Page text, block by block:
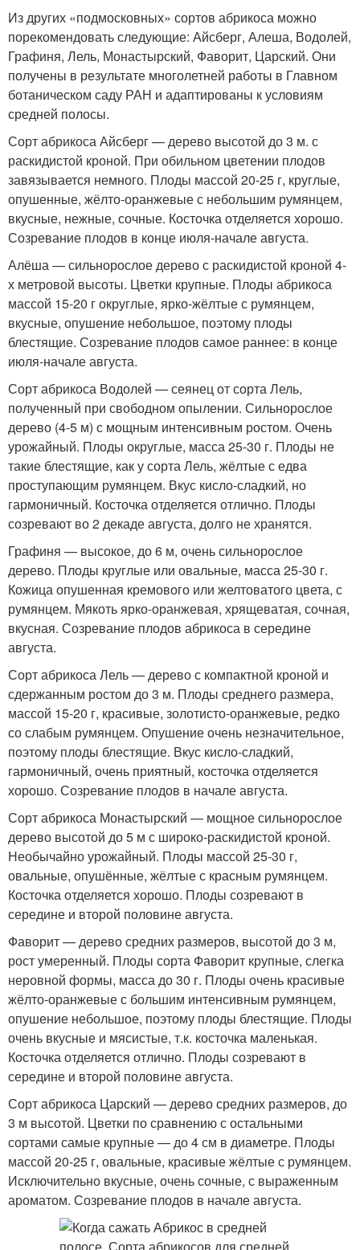
Из других «подмосковных» сортов абрикоса можно
порекомендовать следующие: Айсберг, Алеша, Водолей,
Графиня, Лель, Монастырский, Фаворит, Царский. Они
получены в результате многолетней работы в Главном
ботаническом саду РАН и адаптированы к условиям
средней полосы.
Сорт абрикоса Айсберг — дерево высотой до 3 м. с
раскидистой кроной. При обильном цветении плодов
завязывается немного. Плоды массой 20-25 г, круглые,
опушенные, жёлто-оранжевые с небольшим румянцем,
вкусные, нежные, сочные. Косточка отделяется хорошо.
Созревание плодов в конце июля-начале августа.
Алёша — сильнорослое дерево с раскидистой кроной 4-
х метровой высоты. Цветки крупные. Плоды абрикоса
массой 15-20 г округлые, ярко-жёлтые с румянцем,
вкусные, опушение небольшое, поэтому плоды
блестящие. Созревание плодов самое раннее: в конце
июля-начале августа.
Сорт абрикоса Водолей — сеянец от сорта Лель,
полученный при свободном опылении. Сильнорослое
дерево (4-5 м) с мощным интенсивным ростом. Очень
урожайный. Плоды округлые, масса 25-30 г. Плоды не
такие блестящие, как у сорта Лель, жёлтые с едва
проступающим румянцем. Вкус кисло-сладкий, но
гармоничный. Косточка отделяется отлично. Плоды
созревают во 2 декаде августа, долго не хранятся.
Графиня — высокое, до 6 м, очень сильнорослое
дерево. Плоды круглые или овальные, масса 25-30 г.
Кожица опушенная кремового или желтоватого цвета, с
румянцем. Мякоть ярко-оранжевая, хрящеватая, сочная,
вкусная. Созревание плодов абрикоса в середине
августа.
Сорт абрикоса Лель — дерево с компактной кроной и
сдержанным ростом до 3 м. Плоды среднего размера,
массой 15-20 г, красивые, золотисто-оранжевые, редко
со слабым румянцем. Опушение очень незначительное,
поэтому плоды блестящие. Вкус кисло-сладкий,
гармоничный, очень приятный, косточка отделяется
хорошо. Созревание плодов в начале августа.
Сорт абрикоса Монастырский — мощное сильнорослое
дерево высотой до 5 м с широко-раскидистой кроной.
Необычайно урожайный. Плоды массой 25-30 г,
овальные, опушённые, жёлтые с красным румянцем.
Косточка отделяется хорошо. Плоды созревают в
середине и второй половине августа.
Фаворит — дерево средних размеров, высотой до 3 м,
рост умеренный. Плоды сорта Фаворит крупные, слегка
неровной формы, масса до 30 г. Плоды очень красивые
жёлто-оранжевые с большим интенсивным румянцем,
опушение небольшое, поэтому плоды блестящие. Плоды
очень вкусные и мясистые, т.к. косточка маленькая.
Косточка отделяется отлично. Плоды созревают в
середине и второй половине августа.
Сорт абрикоса Царский — дерево средних размеров, до
3 м высотой. Цветки по сравнению с остальными
сортами самые крупные — до 4 см в диаметре. Плоды
массой 20-25 г, овальные, красивые жёлтые с румянцем.
Исключительно вкусные, очень сочные, с выраженным
ароматом. Созревание плодов в начале августа.